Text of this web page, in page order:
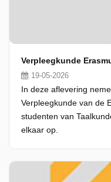
19-05-2026
In deze aflevering
Verpleegkunde van de
studenten van
elkaar op.